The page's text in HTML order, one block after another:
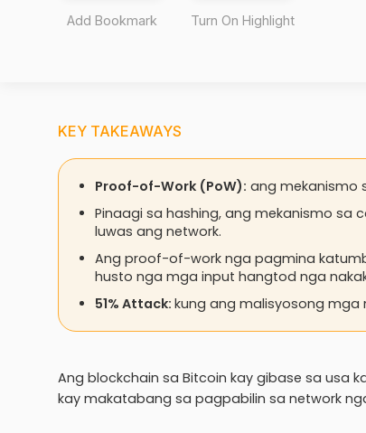
Add Bookmark Turn On Highlight
KEY TAKEAWAYS
Proof-of-Work (PoW): ang mekanismo
Pinaagi sa hashing, ang mekanismo sa
luwas ang network.
Ang proof-of-work nga pagmina
husto nga mga input hangtod nga
51% Attack: kung ang malisyosong mga
Ang blockchain sa Bitcoin kay gibase sa usa
kay makatabang sa pagpabilin sa network